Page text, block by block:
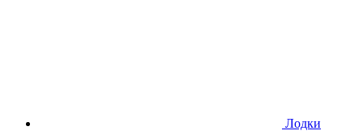
Лодки